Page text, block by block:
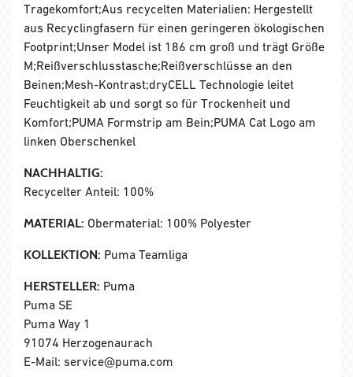
Tragekomfort;Aus recycelten Materialien: Hergestellt
aus Recyclingfasern für einen geringeren ökologischen
Footprint;Unser Model ist 186 cm groß und trägt Größe
M;Reißverschlusstasche;Reißverschlüsse an den
Beinen;Mesh-Kontrast;dryCELL Technologie leitet
Feuchtigkeit ab und sorgt so für Trockenheit und
Komfort;PUMA Formstrip am Bein;PUMA Cat Logo am
linken Oberschenkel
NACHHALTIG:
Recycelter Anteil: 100%
MATERIAL: Obermaterial: 100% Polyester
KOLLEKTION: Puma Teamliga
HERSTELLER: Puma
Puma SE
Puma Way 1
91074 Herzogenaurach
E-Mail: service@puma.com